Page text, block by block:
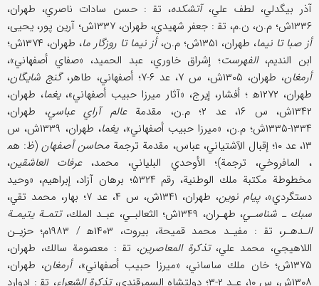
آذر بيگدلي، لطف علي،آتشكده، تق‍ : حسن سادات ناصري، طهران،
۱۳۳۶ش؛ م.ن، ن.م، تق‍ : جعفر شهيدي، طهران، ۱۳۳۷ش؛ آرين پور، يحيى،
أز صبا تا نيما، طهران، ۱۳۵۱ش؛ م.ن، أز نيما تا روزگار ما
، طهران، ۱۳۷۴ش؛
ابن النديم،الفهرست؛ إشراق خاوري، عبد الحميد، «صفاي أصفهاني»،
أرمغان، طهران، ۱۳۰۵ش، س ۷، عد ۶-۷؛ أصفهاني، طاهر، گنج شايگان،
طهران، ۱۲۷۲ه‍ ‍؛ أفشار، إيرج، «آثار ميرزا حبيب أصفهاني»،
يغما، طهران،
۱۳۴۲ش، س ۱۶، عد ۲؛ م.ن، مقدمة
عالم آراي عباسي، طهران،
۱۳۳۴-۱۳۳۵ش؛ م.ن، «ميرزا حبيب أصفهاني»،
يغما
، طهران، ۱۳۳۹ش، س
۱۳، عد ۱۰؛ إقبال الآشتياني، عباس، مقدمة ترجمة
محاسن أصفهان(ظ: هم‍
، المافروخي، ترجمة)؛ الأوحدي البلياني، محمد،عرفات العاشقين،
مخطوطة مكتبة ملك الوطنية، رقم ۵۳۲۴؛ برهان آزاد، إبراهيم، «وحيد
دستگردي»،پيام نوين، طهران، ۱۳۴۱ش، س ۴، عد ۷؛ بهار، محمد تقي،
سبك ـ شناسـي، طهـران، ۱۳۴۹ش؛ الثعالبـي، عبـد الملك،
تتمـة يتيمـة
الـدهـر
، تق‍ : مفيـد محمد قميحة، بيروت، ۱۴۰۳ه‍ / ۱۹۸۳م؛ حزيـن
اللاهيجي، محمد علي،تذكرة المعاصرين، تق‍ : معصومة سالك، طهران،
۱۳۷۵ش؛ خان ملك ساساني، «ميرزا حبيب أصفهاني»،
أرمغان، طهران،
۱۳۰۸ش، س ۱۰، عـد ۲-۳؛ دولتشاه السمرقندي،
تذكرة الشعراء، تق‍ : إدوارد